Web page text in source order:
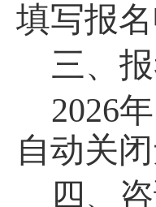
填写报名
三、
2026年
自动关
四、